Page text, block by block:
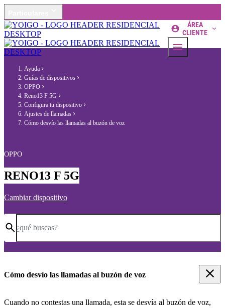
ÁREA
CLIENTE
Ayuda
Guías de dispositivos
OPPO
Reno13 F 5G
Configura tu dispositivo
Ajustes de llamadas
Cómo desvío las llamadas al buzón de voz
OPPO
RENO13 F 5G
Cambiar dispositivo
¿qué buscas?
Cómo desvío las llamadas al buzón de voz
Cuando no contestas una llamada, esta se desvía al buzón de voz,